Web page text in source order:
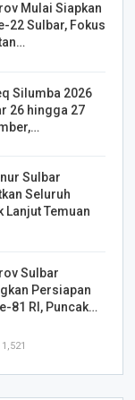
Mulai Siapkan
22 Sulbar, Fokus
Silumba 2026
26 hingga 27
Sulbar
Seluruh
Lanjut Temuan
Sulbar
Persiapan
81 RI, Puncak…